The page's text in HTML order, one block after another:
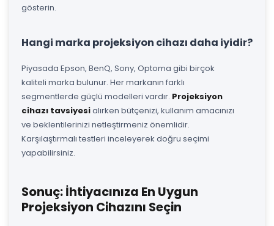
gösterin.
Hangi marka projeksiyon cihazı daha iyidir?
Piyasada Epson, BenQ, Sony, Optoma gibi birçok
kaliteli marka bulunur. Her markanın farklı
segmentlerde güçlü modelleri vardır. Projeksiyon
cihazı tavsiyesialırken bütçenizi, kullanım amacınızı
ve beklentilerinizi netleştirmeniz önemlidir.
Karşılaştırmalı testleri inceleyerek doğru seçimi
yapabilirsiniz.
Sonuç: İhtiyacınıza En Uygun
Projeksiyon Cihazını Seçin